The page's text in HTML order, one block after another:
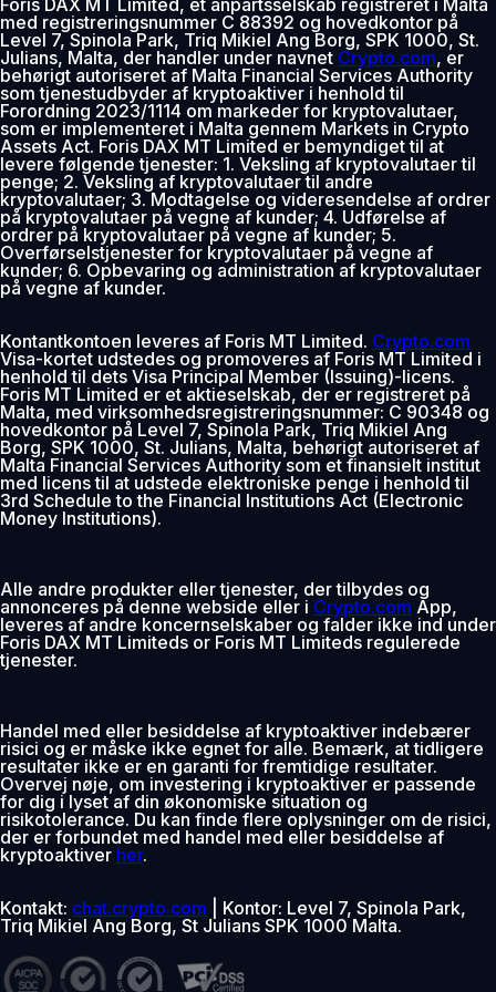
0% gebyr de første 30 dage
Tilføj
med registreringsnummer C 88392 og hovedkontor på
Level 7, Spinola Park, Triq Mikiel Ang Borg, SPK 1000, St.
Julians, Malta, der handler under navnet Crypto.com, er
behørigt autoriseret af Malta Financial Services Authority
som tjenestudbyder af kryptoaktiver i henhold til
Forordning 2023/1114 om markeder for kryptovalutaer,
som er implementeret i Malta gennem Markets in Crypto
Assets Act. Foris DAX MT Limited er bemyndiget til at
levere følgende tjenester: 1. Veksling af kryptovalutaer til
penge; 2. Veksling af kryptovalutaer til andre
kryptovalutaer; 3. Modtagelse og videresendelse af ordrer
på kryptovalutaer på vegne af kunder; 4. Udførelse af
ordrer på kryptovalutaer på vegne af kunder; 5.
Overførselstjenester for kryptovalutaer på vegne af
kunder; 6. Opbevaring og administration af kryptovalutaer
på vegne af kunder.
Kontantkontoen leveres af Foris MT Limited. Crypto.com
Visa-kortet udstedes og promoveres af Foris MT Limited i
henhold til dets Visa Principal Member (Issuing)-licens.
Foris MT Limited er et aktieselskab, der er registreret på
Malta, med virksomhedsregistreringsnummer: C 90348 og
hovedkontor på Level 7, Spinola Park, Triq Mikiel Ang
Borg, SPK 1000, St. Julians, Malta, behørigt autoriseret af
Malta Financial Services Authority som et finansielt institut
med licens til at udstede elektroniske penge i henhold til
3rd Schedule to the Financial Institutions Act (Electronic
Money Institutions).
Alle andre produkter eller tjenester, der tilbydes og
annonceres på denne webside eller i Crypto.com App,
leveres af andre koncernselskaber og falder ikke ind under
Foris DAX MT Limiteds or Foris MT Limiteds regulerede
tjenester.
Handel med eller besiddelse af kryptoaktiver indebærer
risici og er måske ikke egnet for alle. Bemærk, at tidligere
resultater ikke er en garanti for fremtidige resultater.
Overvej nøje, om investering i kryptoaktiver er passende
for dig i lyset af din økonomiske situation og
risikotolerance. Du kan finde flere oplysninger om de risici,
der er forbundet med handel med eller besiddelse af
kryptoaktiver her.
Kontakt: chat.crypto.com | Kontor: Level 7, Spinola Park,
Triq Mikiel Ang Borg, St Julians SPK 1000 Malta.